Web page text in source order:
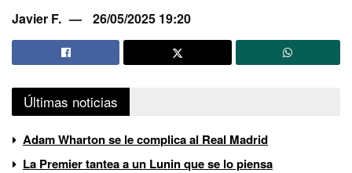
Javier F. 26/05/2025 19:20
Últimas noticias
Adam Wharton se le complica al Real Madrid
La Premier tantea a un Lunin que se lo piensa